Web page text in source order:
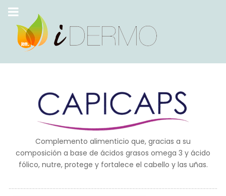
Complemento alimenticio que, gracias a su
composición a base de ácidos grasos omega 3 y ácido
fólico, nutre, protege y fortalece el cabello y las uñas.